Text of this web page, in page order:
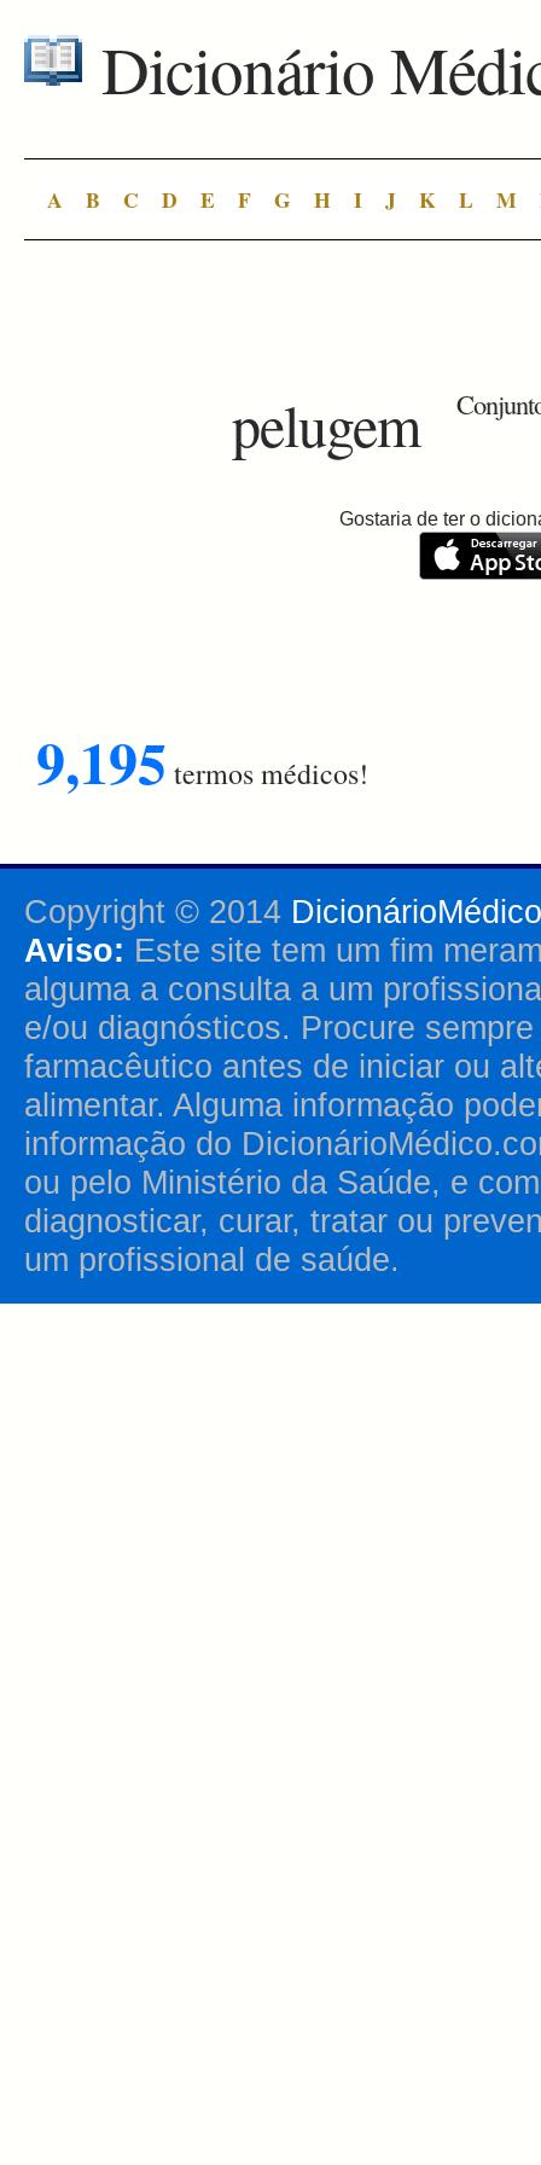
Dicionário
A B C D E F G H I J K L M
pelugem
Gostaria de ter o
9,195 termos médicos!
Copyright © 2014
Aviso: Este site tem um fim
alguma a consulta a um
e/ou diagnósticos. Procure
farmacêutico antes de iniciar ou
alimentar. Alguma informação
informação do
ou pelo Ministério da Saúde, e
diagnosticar, curar, tratar ou
um profissional de saúde.